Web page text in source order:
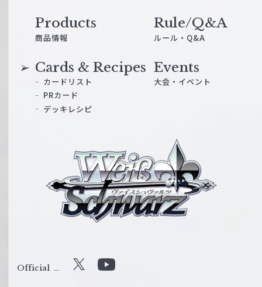
ス
ル
Products
商品情報
Cards & Recipes
カードリスト
PRカード
デッキレシピ
Events
大会・イベント
Rule/Q&A
ルール・Q&A
Official X